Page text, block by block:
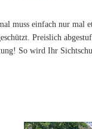
muss einfach nur mal
Preislich
So wird Ihr